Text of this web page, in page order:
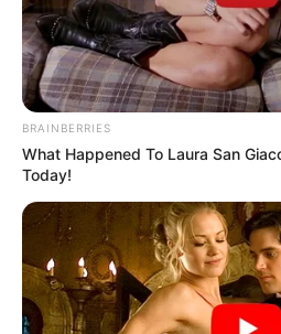
BRAINBERRIES
What Happened To Laura San
Today!